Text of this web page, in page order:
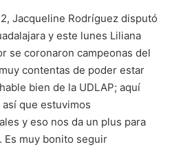
Jacqueline Rodríguez disputó
y este lunes Liliana
se coronaron campeonas del
contentas de poder estar
bien de la UDLAP; aquí
que estuvimos
y eso nos da un plus para
Es muy bonito seguir